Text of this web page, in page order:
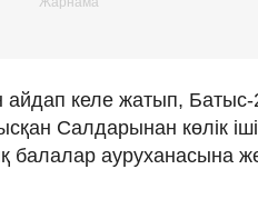
айдап келе жатып,
Салдарынан көлік
ауруханасына